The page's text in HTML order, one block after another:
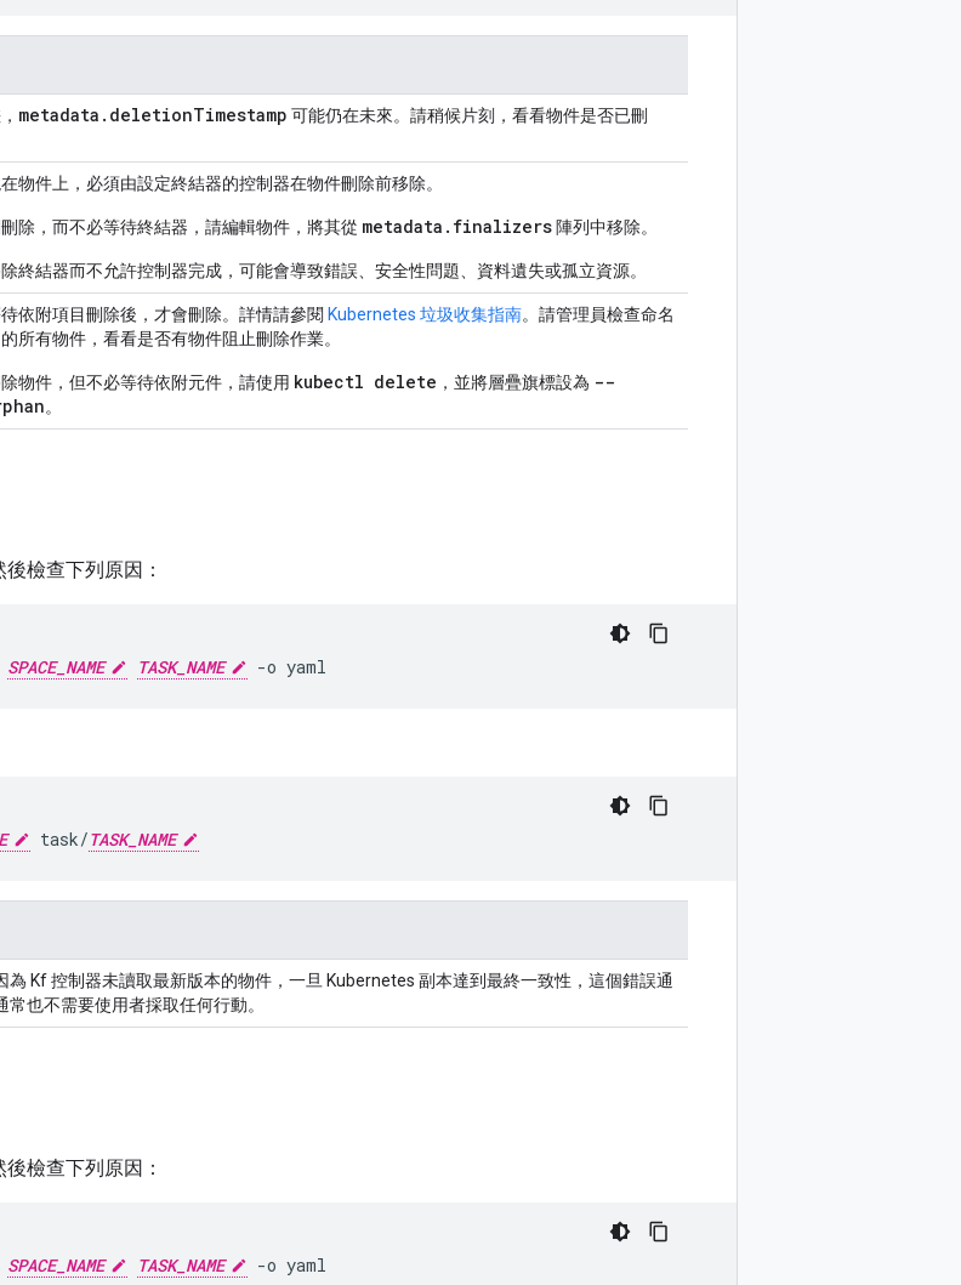
metadata.deletionTimestamp 可能仍在未來。請稍候片刻，看看物件是否已刪
物件上，必須由設定終結器的控制器在物件刪除前移除。
除，而不必等待終結器，請編輯物件，將其從 metadata.finalizers 陣列中移除。
終結器而不允許控制器完成，可能會導致錯誤、安全性問題、資料遺失或孤立資源。
依附項目刪除後，才會刪除。詳情請參閱 Kubernetes 垃圾收集指南。請管理員檢查命名
所有物件，看看是否有物件阻止刪除作業。
物件，但不必等待依附元件，請使用 kubectl delete ，並將層疊旗標設為 --
。
檢查下列原因：
SPACE_NAME TASK_NAME -o yaml
task/TASK_NAME
為 Kf 控制器未讀取最新版本的物件，一旦 Kubernetes 副本達到最終一致性，這個錯誤通
常也不需要使用者採取任何行動。
檢查下列原因：
SPACE_NAME TASK_NAME -o yaml